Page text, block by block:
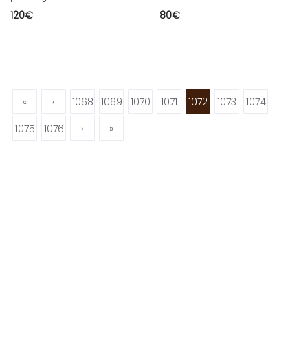
120€
80€
« ‹ 1068 1069 1070 1071 1072 1073
1074
1075
1076 › »